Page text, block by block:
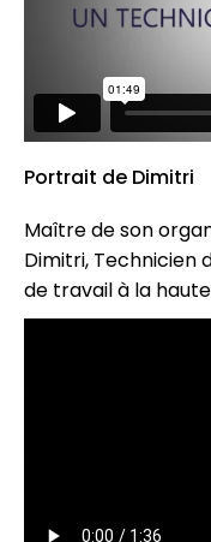
Portrait de Dimitri
Maître de son
Dimitri, Technicien
de travail à la